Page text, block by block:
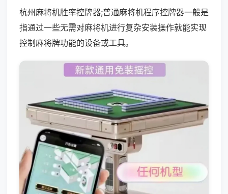
杭州麻将机胜率控牌器;普通麻将机程序控牌器一般是
指通过一些无需对麻将机进行复杂安装操作就能实现
控制麻将牌功能的设备或工具。